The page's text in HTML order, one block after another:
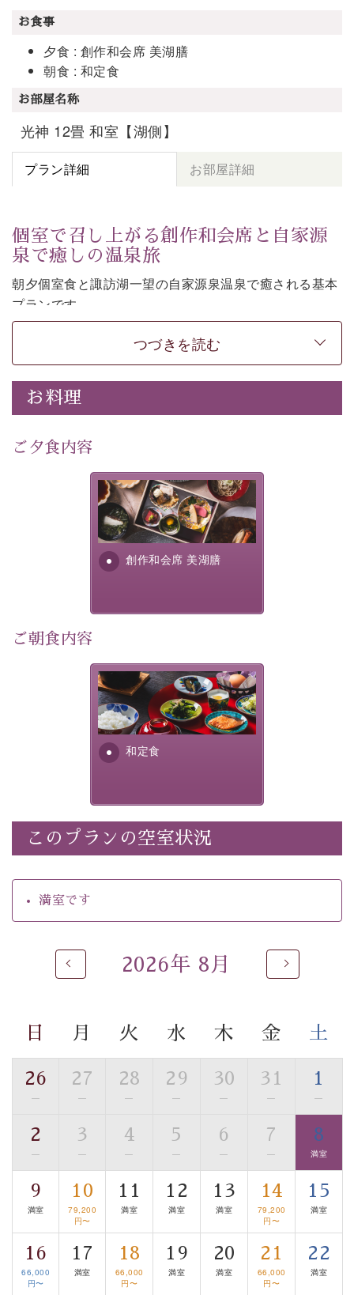
お食事
夕食 : 創作和会席 美湖膳
朝食 : 和定食
お部屋名称
光神 12畳 和室【湖側】
プラン詳細 お部屋詳細
個室で召し上がる創作和会席と自家源
泉で癒しの温泉旅
朝夕個室食と諏訪湖一望の自家源泉温泉で癒される基本
プランです。
諏訪湖を眺めながら幽玄な装飾の館内で静かに寛いでお
-----------【安心への取り組み】----------
個室料亭、貸切風呂のご利用が可能な上、 安心安全にご
滞在いただけるよう
30項目以上からなる独自の衛生・消毒プログラムの基、
徹底した衛生管理を行っております。
---------------------------------------------
・朝夕個室料亭で個室食
・諏訪大社4社を巡る無料参拝バス（事前予約制）
・館内着をご用意
・環境に配慮したアメニティをご用意
・館内フリーWi-Fi
・チェックイン15時、チェックアウト10時
・朝夕個室料亭で個室食
・夕食は地産地消の創作和会席 美湖膳（二十四節気と
・朝食はこだわりの味噌汁をはじめとした和定食
【温泉】
自家源泉「美翠源泉」は酸化の進みが遅く新鮮で若返り
の効果が高い、極めて希有な源泉です。身も心も癒され
るご入浴をお愉しみください。
■お座敷風呂（大浴場）
用。 足元が柔らかく、そして滑りにくい畳のお風呂で
ご了承のほどお願いいたします。
■貸切温泉風呂 （40分2000円）
眺望はございませんが、源泉掛け流しの温泉の質を楽し
む貸切温泉風呂です。ゆったりといやされるプライベー
トな空間をお愉しみください。
【旅】
■諏訪大社4社を巡る無料参拝バス
豊富な知識を持ったドライバー兼ガイドが諏訪大社をご
案内します。 事前ご予約制ですので、ご利用ご希望の方
は【3日前まで】にお電話ください。
※交通規制などにより運行できない日がございます
※年末年始及び御柱祭前後は運行しておりません
つづきを読む
お料理
ご夕食内容
創作和会席 美湖膳
美湖膳とは諏訪の地で特別を
提供する為に料理長・神原 裕
明が考え出した創作和会席で
す。美しい諏訪湖の幸...
ご朝食内容
和定食
さっぱりとした和食膳に使わ
れる食材は、諏訪の名産品を
ふんだんに取り入れ、安心・
安全を心掛けた長野県産...
このプランの空室状況
満室です
2026年 8月
日 月 火 水 木 金 土
26
—
27
—
28
—
29
—
30
—
31
—
1
—
2
—
3
—
4
—
5
—
6
—
7
—
8
満室
9
満室
10
79,200
円〜
11
満室
12
満室
13
満室
14
79,200
円〜
15
満室
16
66,000
円〜
17
満室
18
66,000
円〜
19
満室
20
満室
21
66,000
円〜
22
満室